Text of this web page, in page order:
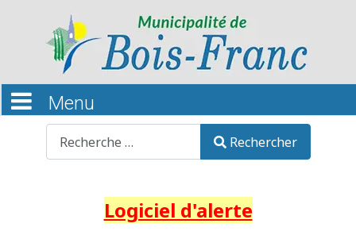
Recherche
Rechercher
Logiciel d'alerte